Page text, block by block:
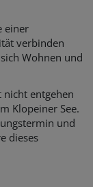
einer
verbinden
Wohnen und
nicht entgehen
Klopeiner See.
und
dieses